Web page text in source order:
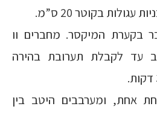
בקוטר 20 ס”מ.
בקערת המיקסר. מחברים וו
עד לקבלת תערובת בהירה
אחת, ומערבבים היטב בין